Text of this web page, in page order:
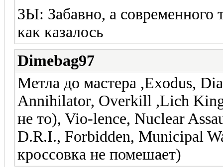
ЗЫ: Забавно, а современного
как казалось
Dimebag97
Метла до мастера ,Exodus,
Annihilator, Overkill ,Lich
не то), Vio-lence, Nuclear
D.R.I., Forbidden, Municipal
кроссовка не помешает)